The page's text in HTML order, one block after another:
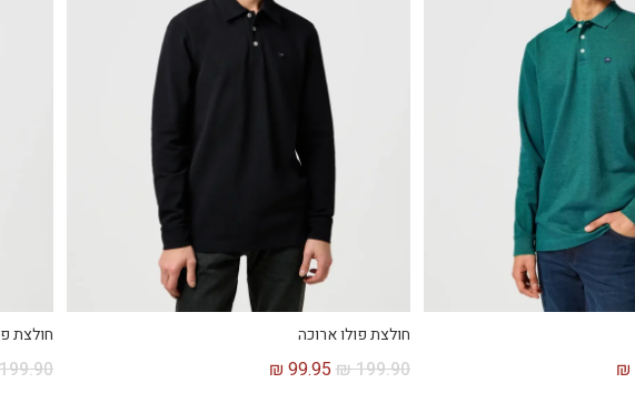
₪
חולצת פולו ארוכה
₪199.90
₪ 99.95
חולצת